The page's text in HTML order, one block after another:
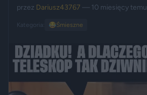
przez Dariusz43767 — 10 miesięcy temu
Kategoria: 😂Śmieszne